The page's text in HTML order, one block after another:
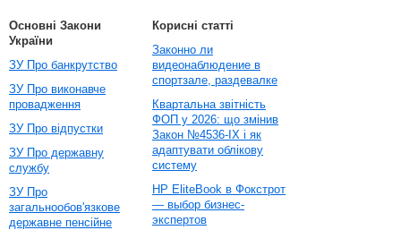
Основні Закони
України
ЗУ Про банкрутство
ЗУ Про виконавче
провадження
ЗУ Про відпустки
ЗУ Про державну
службу
ЗУ Про
загальнообов'язкове
державне пенсійне
Корисні статті
Законно ли
видеонаблюдение в
спортзале, раздевалке
Квартальна звітність
ФОП у 2026: що змінив
Закон №4536-IX і як
адаптувати облікову
систему
HP EliteBook в Фокстрот
— выбор бизнес-
экспертов